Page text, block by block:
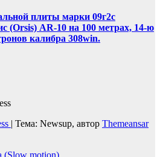
плиты марки 09г2с
(Orsis) AR-10 на 100 метрах, 14-ю
калибра 308win.
| Тема: Newsup, автор Themeansar